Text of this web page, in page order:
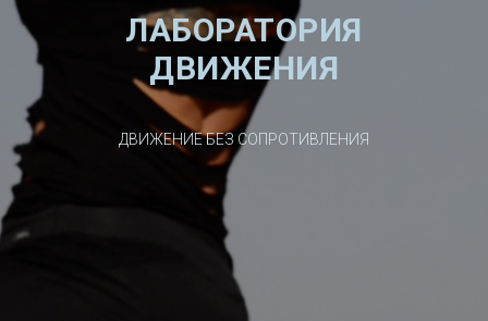
ЛАБОРАТОРИЯ
ДВИЖЕНИЯ
ДВИЖЕНИЕ БЕЗ СОПРОТИВЛЕНИЯ